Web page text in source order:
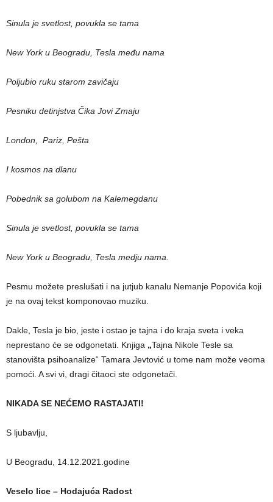
Sinula je svetlost, povukla se tama
New York u Beogradu, Tesla među nama
Poljubio ruku starom zavičaju
Pesniku detinjstva Čika Jovi Zmaju
London, Pariz, Pešta
I kosmos na dlanu
Pobednik sa golubom na Kalemegdanu
Sinula je svetlost, povukla se tama
New York u Beogradu, Tesla medju nama.
Pesmu možete preslušati i na jutjub kanalu Nemanje Popovića koji
je na ovaj tekst komponovao muziku.
Dakle, Tesla je bio, jeste i ostao je tajna i do kraja sveta i veka
neprestano će se odgonetati. Knjiga „Tajna Nikole Tesle sa
stanovišta psihoanalize“ Tamara Jevtović u tome nam može veoma
pomoći. A svi vi, dragi čitaoci ste odgonetači.
NIKADA SE NEĆEMO RASTAJATI!
S ljubavlju,
U Beogradu, 14.12.2021.godine
Veselo lice – Hodajuća Radost